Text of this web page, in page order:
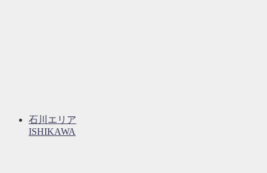
石川エリア
ISHIKAWA